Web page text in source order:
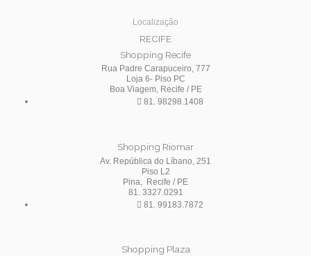
Localização
RECIFE
Shopping Recife
Rua Padre Carapuceiro, 777
Loja 6- Piso PC
Boa Viagem, Recife / PE
81. 98298.1408
Shopping Riomar
Av. República do Líbano, 251
Piso L2
Pina, Recife / PE
81. 3327.0291
81. 99183.7872
Shopping Plaza